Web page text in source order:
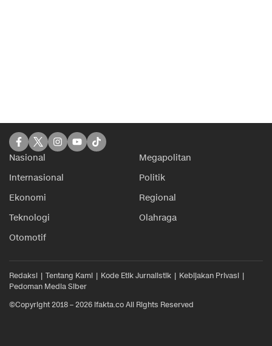
Nasional
Megapolitan
Internasional
Politik
Ekonomi
Regional
Teknologi
Olahraga
Otomotif
Redaksi Tentang Kami Kode Etik Jurnalistik
Kebijakan Privasi
Pedoman Media Siber
©Copyright 2018 – 2026 ifakta.co All Rights Reserved